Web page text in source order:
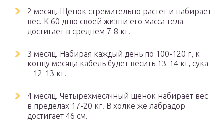
2 месяц. Щенок стремительно растет и набирает
вес. К 60 дню своей жизни его масса тела
достигает в среднем 7-8 кг.
3 месяц. Набирая каждый день по 100-120 г, к
концу месяца кабель будет весить 13-14 кг, сука
– 12-13 кг.
4 месяц. Четырехмесячный щенок набирает вес
в пределах 17-20 кг. В холке же лабрадор
достигает 46 см.